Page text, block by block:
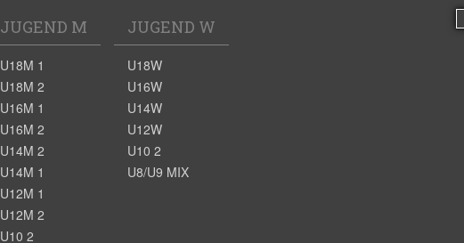
JUGEND M
U18M 1
U18M 2
U16M 1
U16M 2
U14M 2
U14M 1
U12M 1
U12M 2
U10 2
JUGEND W
U18W
U16W
U14W
U12W
U10 2
U8/U9 MIX